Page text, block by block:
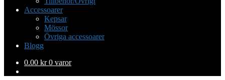
Accessoarer
Kepsar
Mössor
Övriga accessoarer
Blogg
0.00 kr 0 varor